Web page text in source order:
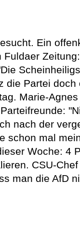
Ein
Partei
Marie-
nach der
schon mal
Woche: 4
CSU-
man die AfD